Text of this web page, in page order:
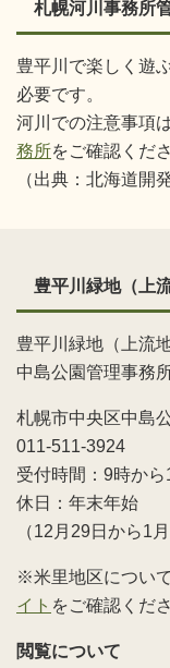
札幌河川事務所
豊平川で楽しく遊
必要です。
河川での注意事項は
務所をご確認くださ
（出典：北海道開
豊平川緑地（上
豊平川緑地（上流
中島公園管理事務
札幌市中央区中島
011-511-3924
受付時間：9時から
休日：年末年始
（12月29日から1月
※米里地区について
イト をご確認くださ
閲覧について